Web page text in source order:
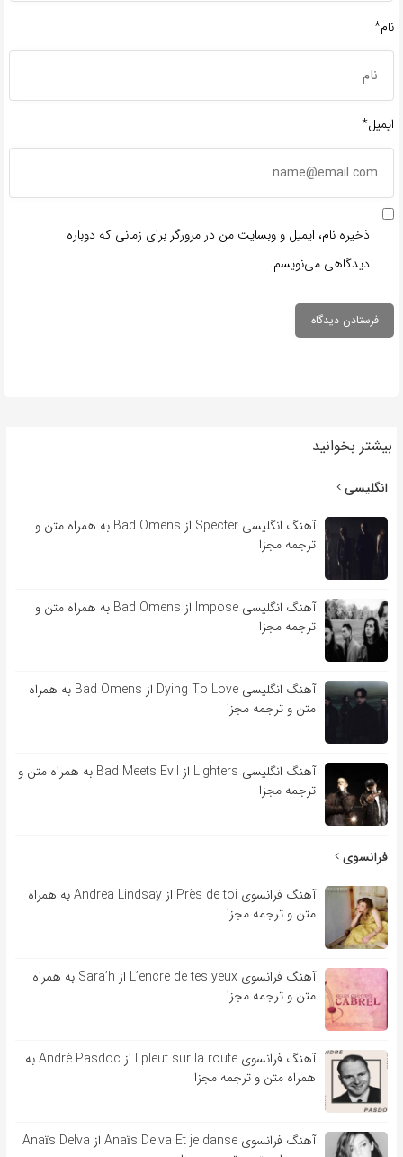
نام*
ایمیل*
ذخیره نام، ایمیل و وبسایت من در مرورگر برای زمانی که دوباره
دیدگاهی می‌نویسم.
بیشتر بخوانید
انگلیسی
آهنگ انگلیسی Specter از Bad Omens به همراه متن و
ترجمه مجزا
آهنگ انگلیسی Impose از Bad Omens به همراه متن و
ترجمه مجزا
آهنگ انگلیسی Dying To Love از Bad Omens به همراه
متن و ترجمه مجزا
آهنگ انگلیسی Lighters از Bad Meets Evil به همراه متن و
ترجمه مجزا
فرانسوی
آهنگ فرانسوی Près de toi از Andrea Lindsay به همراه
متن و ترجمه مجزا
آهنگ فرانسوی L’encre de tes yeux از Sara’h به همراه
متن و ترجمه مجزا
آهنگ فرانسوی l pleut sur la route از André Pasdoc به
همراه متن و ترجمه مجزا
آهنگ فرانسوی Anaïs Delva Et je danse از Anaïs Delva